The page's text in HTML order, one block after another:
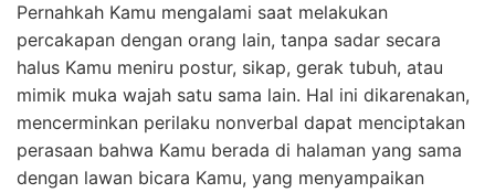
Pernahkah Kamu mengalami saat melakukan
percakapan dengan orang lain, tanpa sadar secara
halus Kamu meniru postur, sikap, gerak tubuh, atau
mimik muka wajah satu sama lain. Hal ini dikarenakan,
mencerminkan perilaku nonverbal dapat menciptakan
perasaan bahwa Kamu berada di halaman yang sama
dengan lawan bicara Kamu, yang menyampaikan